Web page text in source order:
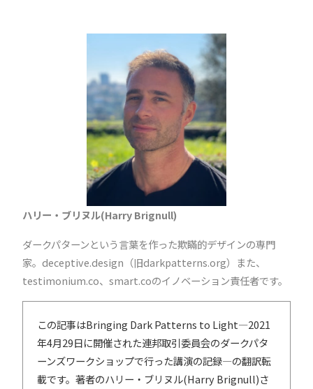
ハリー・ブリヌル(Harry Brignull)
ダークパターンという言葉を作った欺瞞的デザインの専門
家。 deceptive.design （旧darkpatterns.org）また、
testimonium.co、 smart.coのイノベーション責任者です。
この記事はBringing Dark Patterns to Light―2021
年4月29日に開催された連邦取引委員会のダークパタ
ーンズワークショップで行った講演の記録―の翻訳転
載です。著者のハリー・ブリヌル(Harry Brignull)さ